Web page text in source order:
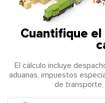
Cuantifique el
El cálculo incluye
aduanas, impuestos
de transporte,